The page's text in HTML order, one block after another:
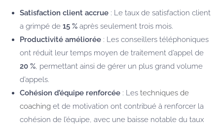
Satisfaction client accrue : Le taux de satisfaction client
a grimpé de 15 % après seulement trois mois.
Productivité améliorée : Les conseillers téléphoniques
ont réduit leur temps moyen de traitement d’appel de
20 %, permettant ainsi de gérer un plus grand volume
d’appels.
Cohésion d’équipe renforcée : Les techniques de
coaching et de motivation ont contribué à renforcer la
cohésion de l’équipe, avec une baisse notable du taux